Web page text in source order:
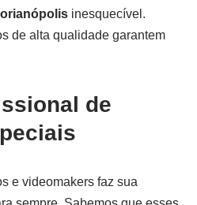
inesquecível.
de alta qualidade garantem
de
e videomakers faz sua